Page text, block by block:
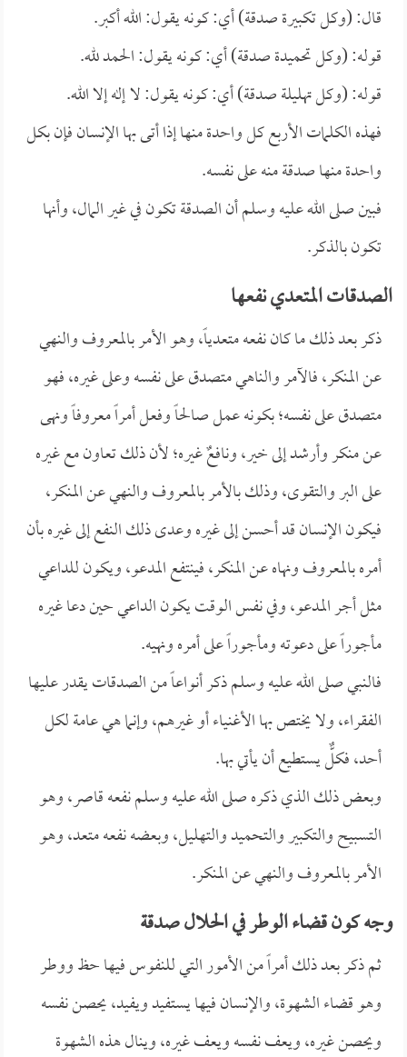
قال: (وكل تكبيرة صدقة) أي: كونه يقول: الله أكبر.
قوله: (وكل تحميدة صدقة) أي: كونه يقول: الحمد لله.
قوله: (وكل تهليلة صدقة) أي: كونه يقول: لا إله إلا الله.
فهذه الكلمات الأربع كل واحدة منها إذا أتى بها الإنسان فإن بكل
واحدة منها صدقة منه على نفسه.
فبين صلى الله عليه وسلم أن الصدقة تكون في غير المال، وأنها
تكون بالذكر.
الصدقات المتعدي نفعها
ذكر بعد ذلك ما كان نفعه متعدياً، وهو الأمر بالمعروف والنهي
عن المنكر، فالآمر والناهي متصدق على نفسه وعلى غيره، فهو
متصدق على نفسه؛ بكونه عمل صالحاً وفعل أمراً معروفاً ونهى
عن منكر وأرشد إلى خير، ونافعٌ غيره؛ لأن ذلك تعاون مع غيره
على البر والتقوى، وذلك بالأمر بالمعروف والنهي عن المنكر،
فيكون الإنسان قد أحسن إلى غيره وعدى ذلك النفع إلى غيره بأن
أمره بالمعروف ونهاه عن المنكر، فينتفع المدعو، ويكون للداعي
مثل أجر المدعو، وفي نفس الوقت يكون الداعي حين دعا غيره
مأجوراً على دعوته ومأجوراً على أمره ونهيه.
فالنبي صلى الله عليه وسلم ذكر أنواعاً من الصدقات يقدر عليها
الفقراء، ولا يختص بها الأغنياء أو غيرهم، وإنما هي عامة لكل
أحد، فكلٌّ يستطيع أن يأتي بها.
وبعض ذلك الذي ذكره صلى الله عليه وسلم نفعه قاصر، وهو
التسبيح والتكبير والتحميد والتهليل، وبعضه نفعه متعد، وهو
الأمر بالمعروف والنهي عن المنكر.
وجه كون قضاء الوطر في الحلال صدقة
ثم ذكر بعد ذلك أمراً من الأمور التي للنفوس فيها حظ ووطر
وهو قضاء الشهوة، والإنسان فيها يستفيد ويفيد، يحصن نفسه
ويحصن غيره، ويعف نفسه ويعف غيره، وينال هذه الشهوة